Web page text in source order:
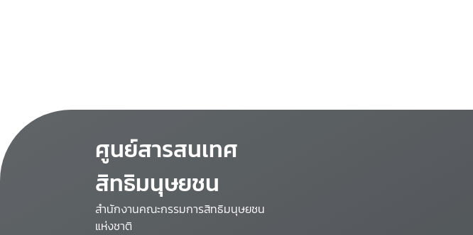
ศูนย์สารสนเทศ
สิทธิมนุษยชน
สำนักงานคณะกรรมการสิทธิมนุษยชน
แห่งชาติ